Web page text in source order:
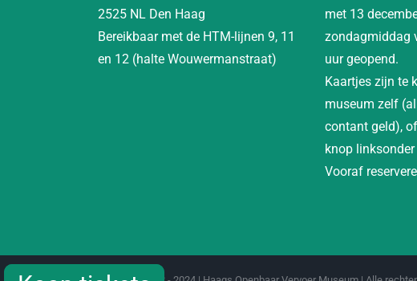
2525 NL Den Haag
Bereikbaar met de HTM-lijnen 9, 11
en 12 (halte Wouwermanstraat)
met 13
zondagmiddag
uur geopend.
Kaartjes zijn te
museum zelf
contant geld),
knop
Vooraf